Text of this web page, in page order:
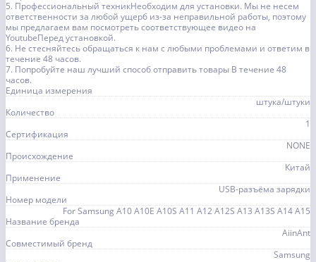
5. Профессиональный техникНеобходим для установки. Мы не несем
ответственности за любой ущерб из-за неправильной работы, поэтому
мы предлагаем вам посмотреть соответствующее видео на
YoutubeПеред установкой.
6. Не стесняйтесь обращаться к нам с любыми проблемами и ответим в
течение 48 часов.
7. Попробуйте наш лучший способ отправить товары В течение 48
часов.
Единица измерения
штука/штуки
Количество
1
Сертификация
NONE
Происхождение
Китай
Применение
USB-разъёма зарядки
Номер модели
For Samsung A10 A10E A10S A11 A12 A12S A13 A13S A14 A15
Название бренда
AiinAnt
Совместимый бренд
Samsung